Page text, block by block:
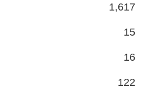
1,617
15
16
122